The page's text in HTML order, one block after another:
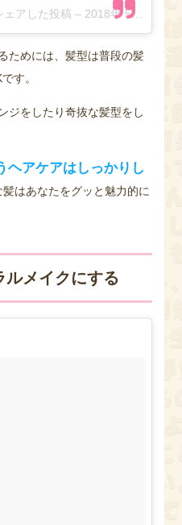
アした投稿 – 2018年 5月月20日午前6時57分PDT
ためには、髪型は普段の髪
す。
ジをしたり奇抜な髪型をし
ヘアケアはしっかりし
髪はあなたをグッと魅力的に
ルメイクにする